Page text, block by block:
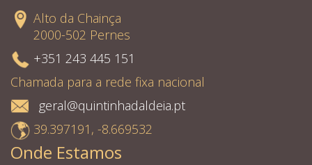
Alto da Chainça
2000-502 Pernes
+351 243 445 151
Chamada para a rede fixa nacional
geral@quintinhadaldeia.pt
39.397191, -8.669532
Onde Estamos